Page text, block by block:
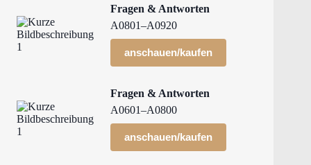
Fragen & Antworten
A0801–A0920
anschauen/kaufen
Fragen & Antworten
A0601–A0800
anschauen/kaufen